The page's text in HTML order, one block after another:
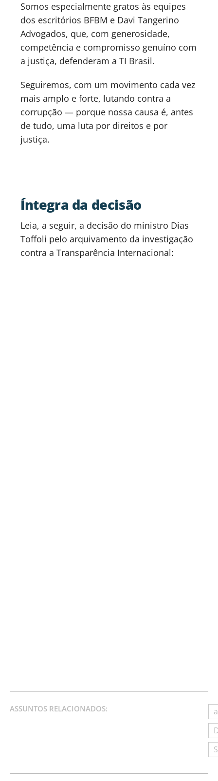
Somos especialmente gratos às equipes
dos escritórios BFBM e Davi Tangerino
Advogados, que, com generosidade,
competência e compromisso genuíno com
a justiça, defenderam a TI Brasil.
Seguiremos, com um movimento cada vez
mais amplo e forte, lutando contra a
corrupção — porque nossa causa é, antes
de tudo, uma luta por direitos e por
justiça.
Íntegra da decisão
Leia, a seguir, a decisão do ministro Dias
Toffoli pelo arquivamento da investigação
contra a Transparência Internacional:
ASSUNTOS RELACIONADOS: